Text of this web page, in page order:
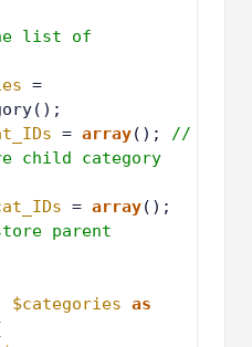
list of
=
= array(); //
child category
= array
parent
$categories as